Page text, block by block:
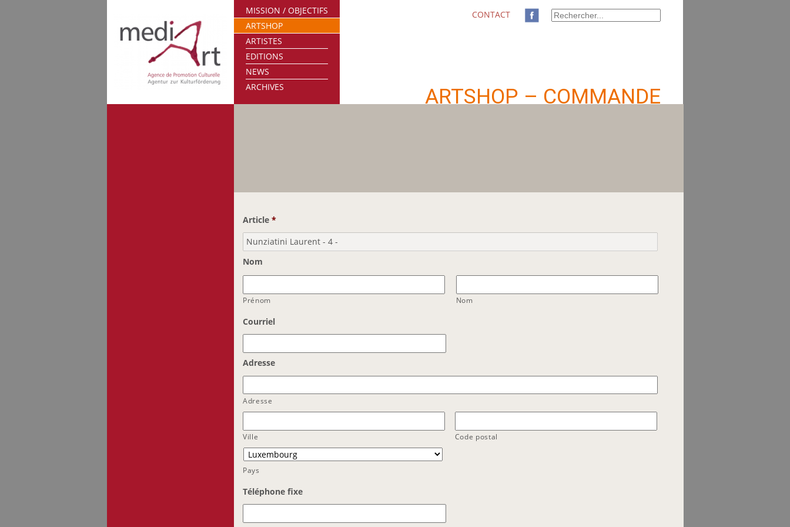
MISSION / OBJECTIFS
ARTSHOP
ARTISTES
EDITIONS
NEWS
ARCHIVES
CONTACT
ARTSHOP – COMMANDE
Article *
Nom
Prénom Nom
Courriel
Adresse
Adresse
Ville Code postal
Pays
Téléphone fixe